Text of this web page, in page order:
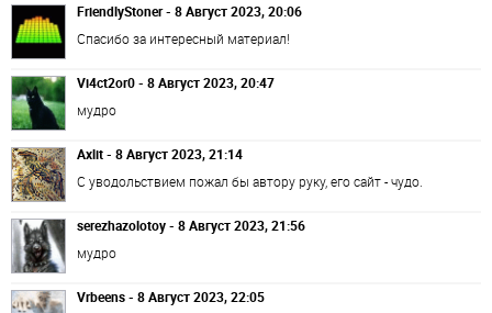
FriendlyStoner - 8 Август 2023, 20:06
Спасибо за интересный материал!
Vi4ct2or0 - 8 Август 2023, 20:47
мудро
Axlit - 8 Август 2023, 21:14
С уводольствием пожал бы автору руку, его сайт - чудо.
serezhazolotoy - 8 Август 2023, 21:56
мудро
Vrbeens - 8 Август 2023, 22:05